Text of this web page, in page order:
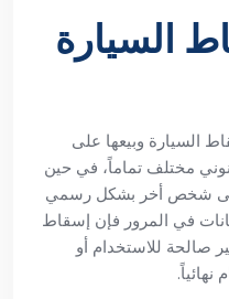
السيارة
السيارة وبيعها على
مختلف تماماً، في حين
إلى شخص أخر بشكل رسمي
في المرور فإن إسقاط
صالحة للاستخدام أو